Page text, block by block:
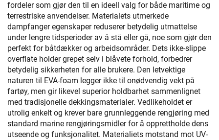
fordeler som gjør den til en ideell valg for både maritime og
terrestriske anvendelser. Materialets utmerkede
dampfanger egenskaper reduserer betydelig utmattelse
under lengre tidsperioder av å stå eller gå, noe som gjør den
perfekt for båtdækker og arbeidsområder. Dets ikke-slippe
overflate holder grepet selv i blåvete forhold, forbedrer
betydelig sikkerheten for alle brukere. Den letvektige
naturen til EVA-foam legger ikke til onødvendig vekt på
fartøy, men gir likevel superior holdbarhet sammenlignet
med tradisjonelle dekkingsmaterialer. Vedlikeholdet er
utrolig enkelt og krever bare grunnleggende rengjøring med
standard marine rengjøringsmidler for å opprettholde dens
utseende og funksjonalitet. Materialiets motstand mot UV-